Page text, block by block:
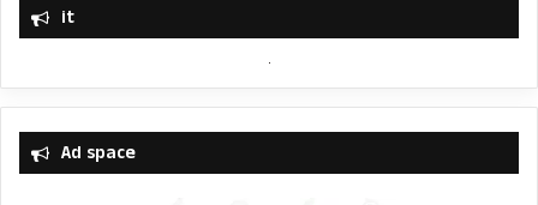
it
Ad space